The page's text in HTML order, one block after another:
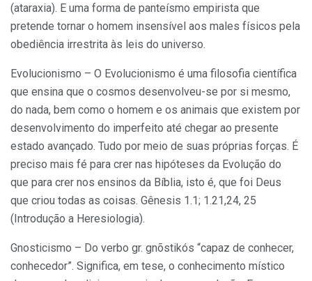
(ataraxia). E uma forma de panteísmo empirista que
pretende tornar o homem insensível aos males físicos pela
obediência irrestrita às leis do universo.
Evolucionismo – O Evolucionismo é uma filosofia científica
que ensina que o cosmos desenvolveu-se por si mesmo,
do nada, bem como o homem e os animais que existem por
desenvolvimento do imperfeito até chegar ao presente
estado avançado. Tudo por meio de suas próprias forças. É
preciso mais fé para crer nas hipóteses da Evolução do
que para crer nos ensinos da Bíblia, isto é, que foi Deus
que criou todas as coisas. Gênesis 1.1; 1.21,24, 25
(Introdução a Heresiologia).
Gnosticismo – Do verbo gr. gnõstikós “capaz de conhecer,
conhecedor”. Significa, em tese, o conhecimento místico